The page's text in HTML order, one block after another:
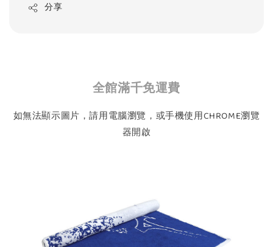
分享
全館滿千免運費
如無法顯示圖片，請用電腦瀏覽，或手機使用CHROME瀏覽
器開啟